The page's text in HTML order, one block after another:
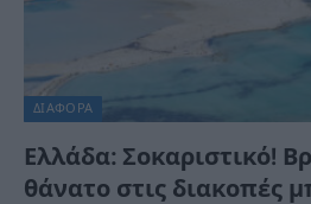
ΔΙΆΦΟΡΑ
Ελλάδα: Σοκαριστικό!
θάνατο στις διακοπές